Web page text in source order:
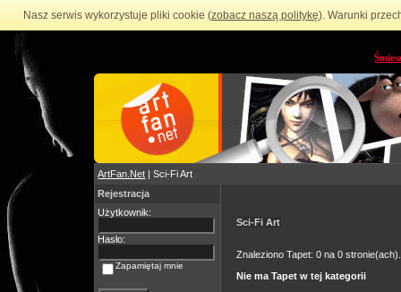
Nasz serwis wykorzystuje pliki cookie (zobacz naszą politykę). Warunki
ArtFan.Net | Sci-Fi Art
Rejestracja
Użytkownik:
Hasło:
Zapamiętaj mnie
Sci-Fi Art
Znaleziono Tapet: 0 na 0
Nie ma Tapet w tej kategorii